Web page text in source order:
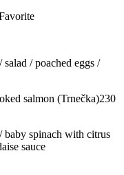
/ poached eggs /
salmon (Trnečka)230
baby spinach with citrus
sauce